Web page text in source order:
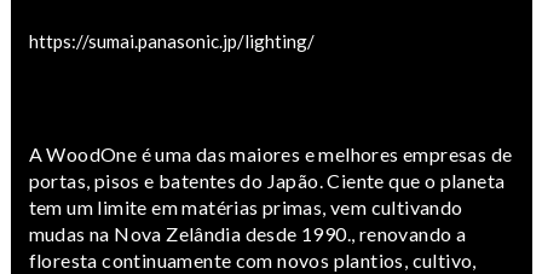
https://sumai.panasonic.jp/lighting/
A WoodOne é uma das maiores e melhores empresas de
portas, pisos e batentes do Japão. Ciente que o planeta
tem um limite em matérias primas, vem cultivando
mudas na Nova Zelândia desde 1990., renovando a
floresta continuamente com novos plantios, cultivo,